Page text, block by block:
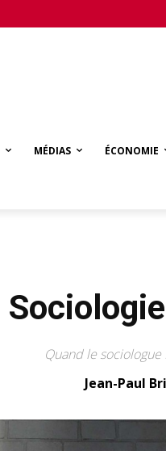
MÉDIAS ÉCONOMIE
Quand le
Jean-Paul